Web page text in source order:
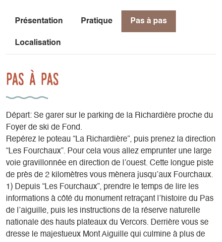
Présentation Pratique Pas à pas
Localisation
Pas à pas
Départ: Se garer sur le parking de la Richardière proche du
Foyer de ski de Fond.
Repérez le poteau “La Richardière”, puis prenez la direction
“Les Fourchaux”. Pour cela vous allez emprunter une large
voie gravillonnée en direction de l’ouest. Cette longue piste
de près de 2 kilomètres vous mènera jusqu’aux Fourchaux.
1) Depuis “Les Fourchaux”, prendre le temps de lire les
informations à côté du monument retraçant l’histoire du Pas
de l’aiguille, puis les instructions de la réserve naturelle
nationale des hauts plateaux du Vercors. Derrière vous se
dresse le majestueux Mont Aiguille qui culmine à plus de